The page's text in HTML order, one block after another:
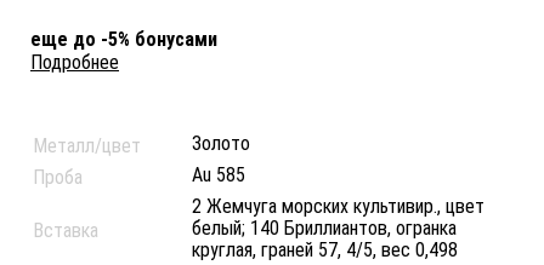
еще до -5% бонусами
Подробнее
Металл/цвет
Золото
Проба
Au 585
Вставка
2 Жемчуга морских культивир., цвет
белый; 140 Бриллиантов, огранка
круглая, граней 57, 4/5, вес 0,498